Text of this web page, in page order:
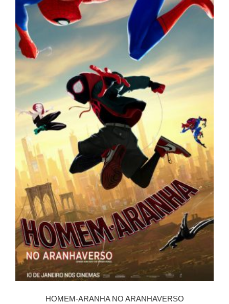
HOMEM-ARANHA NO ARANHAVERSO